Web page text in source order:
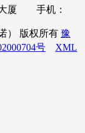
大厦 手机：
） 版权所有 豫
号
XML